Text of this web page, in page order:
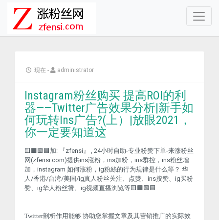
现在 - administrator
Instagram粉丝购买 提高ROI的利
器——Twitter广告效果分析|新手如
何玩转Ins广告?(上）|放眼2021，
你一定要知道这
🟨🟧🟩🟦加: 『zfensi』 , 24小时自助-专业粉赞下单-来涨粉丝
网(zfensi.com)提供ins涨粉，ins加粉，ins群控，ins粉丝增
加，instagram 如何涨粉，ig粉絲的行为规律是什么等？ 华
人/香港/台湾/美国/ig真人粉丝关注、点赞、ins按赞、ig买粉
赞、ig华人粉丝赞、ig视频直播浏览等🟨🟧🟩🟦
Twitter剖析作用能够 协助您掌握文章及其营销推广的实际效